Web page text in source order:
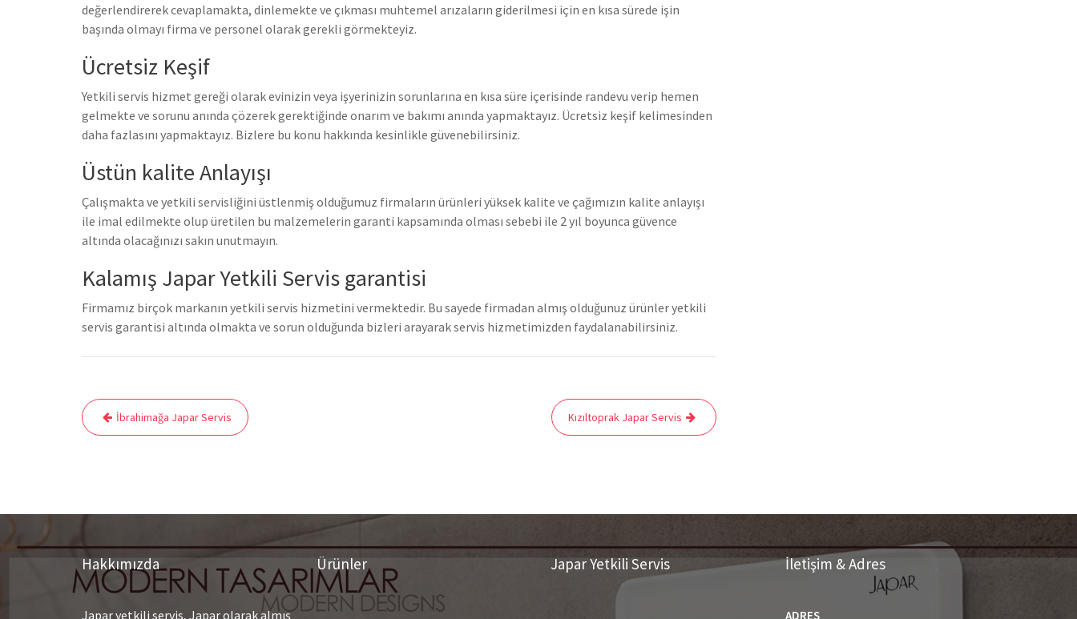
değerlendirerek cevaplamakta, dinlemekte ve çıkması muhtemel arızaların giderilmesi için en kısa sürede işin
başında olmayı firma ve personel olarak gerekli görmekteyiz.
Ücretsiz Keşif
Yetkili servis hizmet gereği olarak evinizin veya işyerinizin sorunlarına en kısa süre içerisinde randevu verip hemen
gelmekte ve sorunu anında çözerek gerektiğinde onarım ve bakımı anında yapmaktayız. Ücretsiz keşif kelimesinden
daha fazlasını yapmaktayız. Bizlere bu konu hakkında kesinlikle güvenebilirsiniz.
Üstün kalite Anlayışı
Çalışmakta ve yetkili servisliğini üstlenmiş olduğumuz firmaların ürünleri yüksek kalite ve çağımızın kalite anlayışı
ile imal edilmekte olup üretilen bu malzemelerin garanti kapsamında olması sebebi ile 2 yıl boyunca güvence
altında olacağınızı sakın unutmayın.
Kalamış Japar Yetkili Servis garantisi
Firmamız birçok markanın yetkili servis hizmetini vermektedir. Bu sayede firmadan almış olduğunuz ürünler yetkili
servis garantisi altında olmakta ve sorun olduğunda bizleri arayarak servis hizmetimizden faydalanabilirsiniz.
Yazı
gezinmesi
İbrahimağa Japar Servis Kızıltoprak Japar Servis
Hakkımızda
Japar yetkili servis, Japar olarak almış
Ürünler Japar Yetkili Servis İletişim & Adres
ADRES